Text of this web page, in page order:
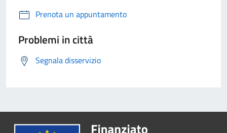
Prenota un appuntamento
Problemi in città
Segnala disservizio